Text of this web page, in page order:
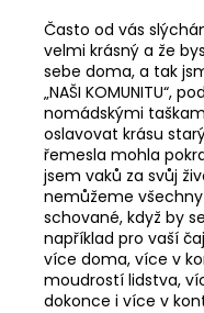
Často od vás
velmi krásný a že
sebe doma, a tak
„NAŠI KOMUNITU“,
nomádskými
oslavovat krásu
řemesla mohla
jsem vaků za svůj
nemůžeme
schované, když by
například pro vaší
více doma, více v
moudrostí lidstva,
dokonce i více v